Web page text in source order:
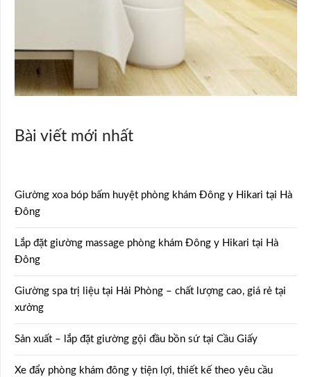
Bài viết mới nhất
Giường xoa bóp bấm huyệt phòng khám Đông y Hikari tại Hà
Đông
Lắp đặt giường massage phòng khám Đông y Hikari tại Hà
Đông
Giường spa trị liệu tại Hải Phòng – chất lượng cao, giá rẻ tại
xưởng
Sản xuất – lắp đặt giường gội đầu bồn sứ tại Cầu Giấy
Xe đẩy phòng khám đông y tiện lợi, thiết kế theo yêu cầu